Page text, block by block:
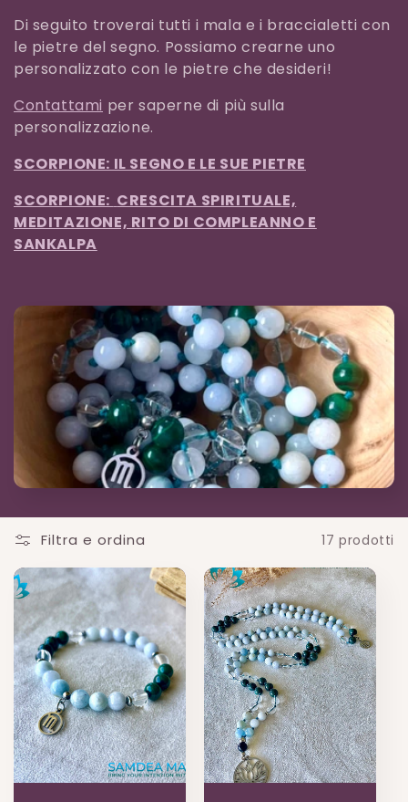
Di seguito troverai tutti i mala e i braccialetti con
le pietre del segno. Possiamo crearne uno
personalizzato con le pietre che desideri!
Contattami per saperne di più sulla
personalizzazione.
SCORPIONE: IL SEGNO E LE SUE PIETRE
SCORPIONE: CRESCITA SPIRITUALE,
MEDITAZIONE, RITO DI COMPLEANNO E
SANKALPA
Filtra e ordina 17 prodotti